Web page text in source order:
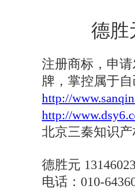
德胜
注册商标，申
牌，掌控属于
http://
http://
北京三秦知识
德胜元
电话： 010-6